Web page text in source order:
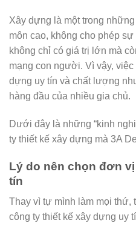
Xây dựng là một trong
môn cao, không cho phép
không chỉ có giá trị lớn mà
mạng con người. Vì vậy,
dựng uy tín và chất lượng
hàng đầu của nhiều gia chủ.
Dưới đây là những “kinh
ty thiết kế xây dựng mà 3A
Lý do nên chọn đơn
tín
Thay vì tự mình làm mọi thứ,
công ty thiết kế xây dựng uy